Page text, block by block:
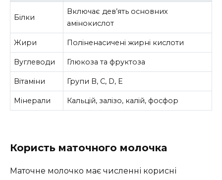
Білки
Включає дев’ять основних
амінокислот
Жири Поліненасичені жирні кислоти
Вуглеводи Глюкоза та фруктоза
Вітаміни Групи B, C, D, E
Мінерали Кальцій, залізо, калій, фосфор
Користь маточного молочка
Маточне молочко має численні корисні